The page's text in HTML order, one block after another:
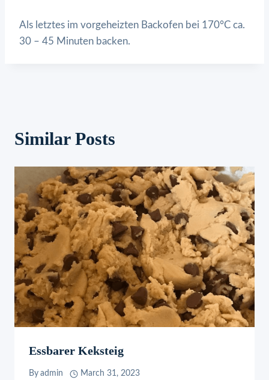
Als letztes im vorgeheizten Backofen bei 170°C ca.
30 – 45 Minuten backen.
Similar Posts
Essbarer Keksteig
By admin March 31, 2023